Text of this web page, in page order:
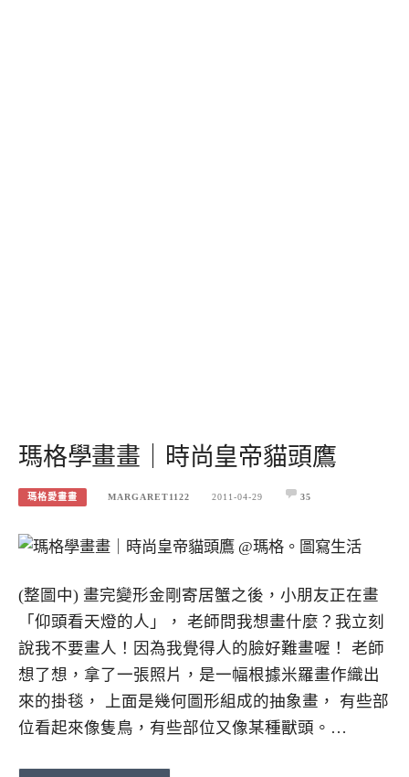
瑪格學畫畫｜時尚皇帝貓頭鷹
瑪格愛畫畫 MARGARET1122 2011-04-29 35
(整圖中) 畫完變形金剛寄居蟹之後，小朋友正在畫
「仰頭看天燈的人」， 老師問我想畫什麼？我立刻
說我不要畫人！因為我覺得人的臉好難畫喔！ 老師
想了想，拿了一張照片，是一幅根據米羅畫作織出
來的掛毯， 上面是幾何圖形組成的抽象畫， 有些部
位看起來像隻鳥，有些部位又像某種獸頭。…